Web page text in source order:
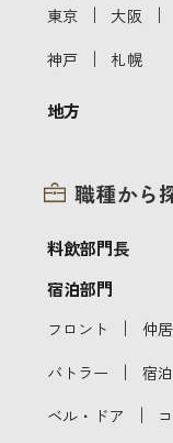
東京 ｜ 大阪 ｜
神戸 ｜ 札幌
地方
職種から
料飲部門長
宿泊部門
フロント ｜ 仲
バトラー ｜ 宿
ベル・ドア ｜